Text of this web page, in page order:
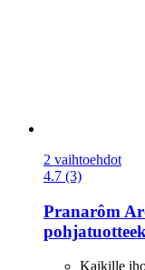
2 vaihtoehdot
4.7 (3)
Pranarôm
Kaikille